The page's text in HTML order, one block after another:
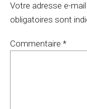
Votre adresse e-
obligatoires sont
Commentaire *